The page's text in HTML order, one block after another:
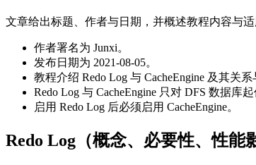
文章给出标题、作者与日期，并概述教程内容与适
作者署名为 Junxi。
发布日期为 2021-08-05。
教程介绍 Redo Log 与 CacheEngine 及其关系
Redo Log 与 CacheEngine 只对 DFS 数据库起
启用 Redo Log 后必须启用 CacheEngine。
Redo Log（概念、必要性、性能